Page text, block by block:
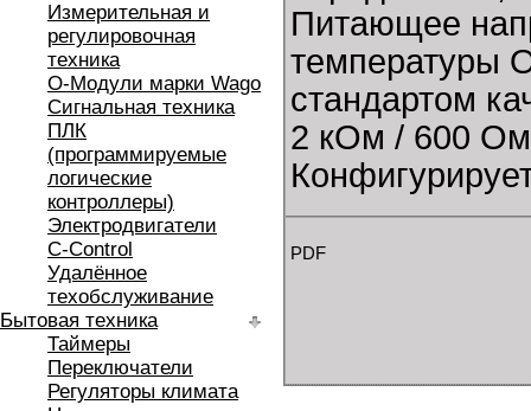
Измерительная и
регулировочная
техника
O-Модули марки Wago
Сигнальная техника
ПЛК
(программируемые
логические
контроллеры)
Электродвигатели
C-Control
Удалённое
техобслуживание
Бытовая техника
Таймеры
Переключатели
Регуляторы климата
Питающее
температуры
стандартом
2 кОм / 600
PDF